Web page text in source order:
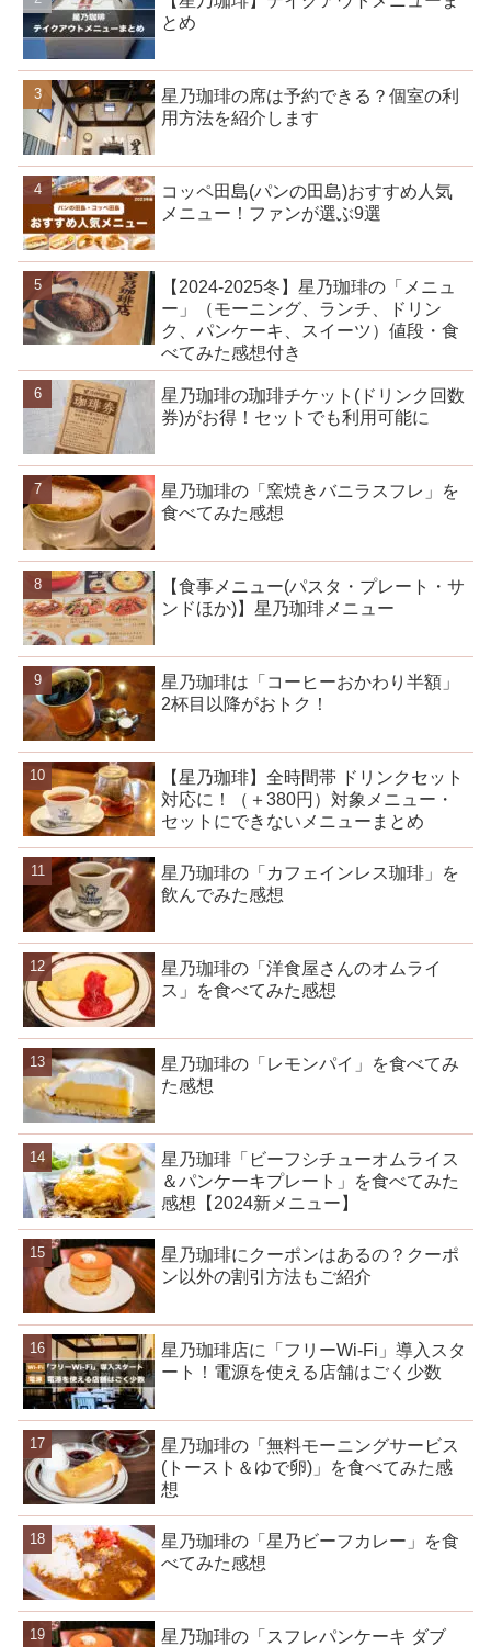
とめ
星乃珈琲の席は予約できる？個室の利
用方法を紹介します
コッペ田島(パンの田島)おすすめ人気
メニュー！ファンが選ぶ9選
【2024-2025冬】星乃珈琲の「メニュ
ー」（モーニング、ランチ、ドリン
ク、パンケーキ、スイーツ）値段・食
べてみた感想付き
星乃珈琲の珈琲チケット(ドリンク回数
券)がお得！セットでも利用可能に
星乃珈琲の「窯焼きバニラスフレ」を
食べてみた感想
【食事メニュー(パスタ・プレート・サ
ンドほか)】星乃珈琲メニュー
星乃珈琲は「コーヒーおかわり半額」
2杯目以降がおトク！
【星乃珈琲】全時間帯 ドリンクセット
対応に！（＋380円）対象メニュー・
セットにできないメニューまとめ
星乃珈琲の「カフェインレス珈琲」を
飲んでみた感想
星乃珈琲の「洋食屋さんのオムライ
ス」を食べてみた感想
星乃珈琲の「レモンパイ」を食べてみ
た感想
星乃珈琲「ビーフシチューオムライス
＆パンケーキプレート」を食べてみた
感想【2024新メニュー】
星乃珈琲にクーポンはあるの？クーポ
ン以外の割引方法もご紹介
星乃珈琲店に「フリーWi-Fi」導入スタ
ート！電源を使える店舗はごく少数
星乃珈琲の「無料モーニングサービス
(トースト＆ゆで卵)」を食べてみた感
想
星乃珈琲の「星乃ビーフカレー」を食
べてみた感想
星乃珈琲の「スフレパンケーキ ダブ